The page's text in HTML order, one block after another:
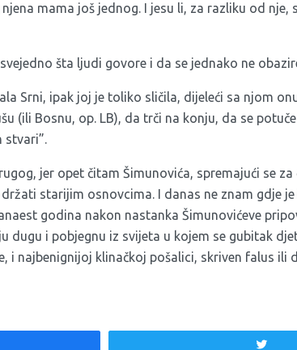
mama još jednog. I jesu li, za razliku od nje,
šta ljudi govore i da se jednako ne
Srni, ipak joj je toliko sličila, dijeleći sa njom
(ili Bosnu, op. LB), da trči na konju, da se
stvari”.
jer opet čitam Šimunovića, spremajući se
starijim osnovcima. I danas ne znam gdje
godina nakon nastanka Šimunovićeve
dugu i pobjegnu iz svijeta u kojem se gubitak
i najbenignijoj klinačkoj pošalici, skriven falus ili